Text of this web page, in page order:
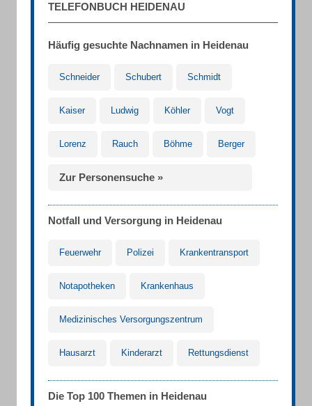
TELEFONBUCH HEIDENAU
Häufig gesuchte Nachnamen in Heidenau
Schneider Schubert Schmidt
Kaiser Ludwig Köhler Vogt
Lorenz Rauch Böhme Berger
Zur Personensuche »
Notfall und Versorgung in Heidenau
Feuerwehr Polizei Krankentransport
Notapotheken Krankenhaus
Medizinisches Versorgungszentrum
Hausarzt Kinderarzt Rettungsdienst
Die Top 100 Themen in Heidenau